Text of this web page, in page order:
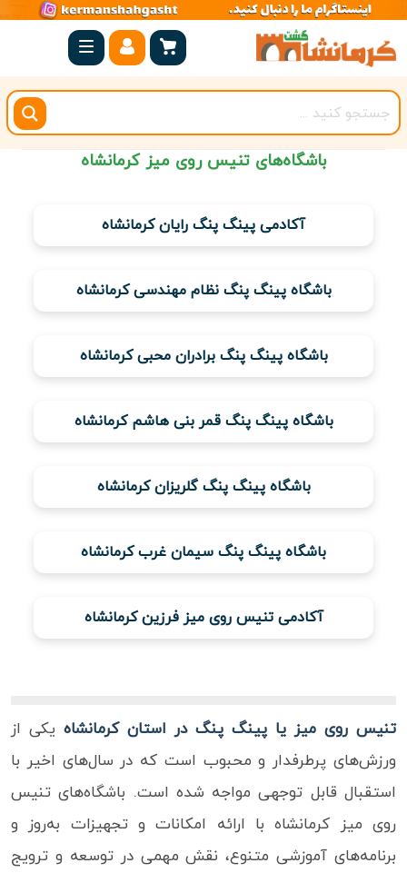
صفحه
اصلی
کرمانشاه
هدف
باشگاه‌های تنیس روی میز کرمانشاه
آکادمی پینگ پنگ رایان کرمانشاه
باشگاه پینگ پنگ نظام مهندسی کرمانشاه
باشگاه پینگ پنگ برادران محبی کرمانشاه
باشگاه پینگ پنگ قمر بنی هاشم کرمانشاه
باشگاه پینگ پنگ گلریزان کرمانشاه
باشگاه پینگ پنگ سیمان غرب کرمانشاه
آکادمی تنیس روی میز فرزین کرمانشاه
تنیس روی میز یا پینگ پنگ در استان کرمانشاه یکی از
ورزش‌های پرطرفدار و محبوب است که در سال‌های اخیر با
استقبال قابل توجهی مواجه شده است. باشگاه‌های تنیس
روی میز کرمانشاه با ارائه امکانات و تجهیزات به‌روز و
برنامه‌های آموزشی متنوع، نقش مهمی در توسعه و ترویج